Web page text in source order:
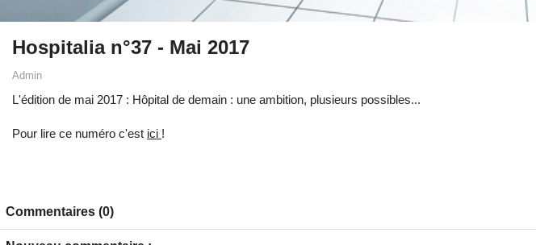
Hospitalia n°37 - Mai 2017
Admin
L'édition de mai 2017 : Hôpital de demain : une ambition, plusieurs possibles...
Pour lire ce numéro c'est ici !
Commentaires (0)